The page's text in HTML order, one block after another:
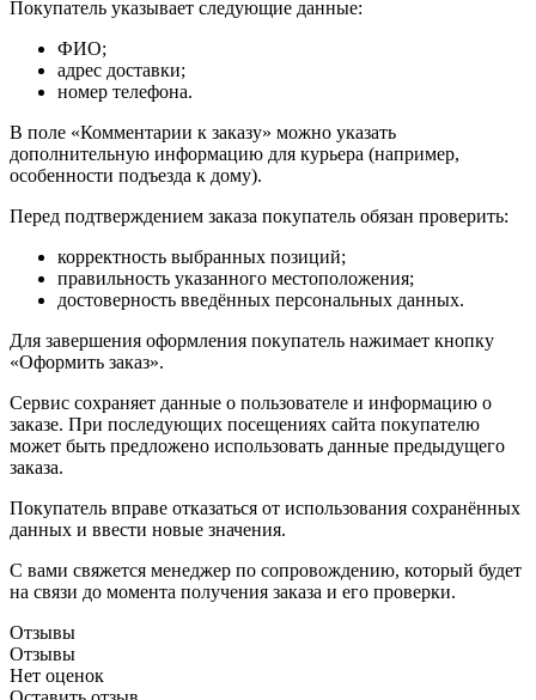
Покупатель указывает следующие данные:
ФИО;
адрес доставки;
номер телефона.
В поле «Комментарии к заказу» можно указать
дополнительную информацию для курьера (например,
особенности подъезда к дому).
Перед подтверждением заказа покупатель обязан проверить:
корректность выбранных позиций;
правильность указанного местоположения;
достоверность введённых персональных данных.
Для завершения оформления покупатель нажимает кнопку
«Оформить заказ».
Сервис сохраняет данные о пользователе и информацию о
заказе. При последующих посещениях сайта покупателю
может быть предложено использовать данные предыдущего
заказа.
Покупатель вправе отказаться от использования сохранённых
данных и ввести новые значения.
С вами свяжется менеджер по сопровождению, который будет
на связи до момента получения заказа и его проверки.
Отзывы
Отзывы
Нет оценок